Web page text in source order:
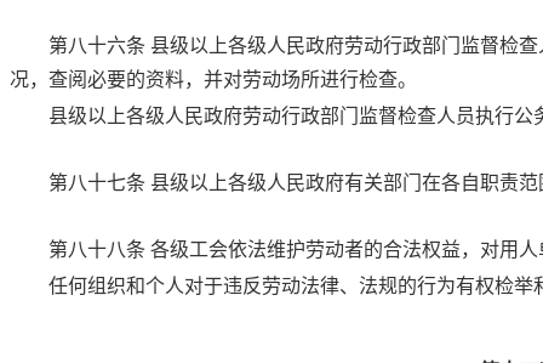
第八十六条 县级以上各级人民政府劳动行政部门监督检
况，查阅必要的资料，并对劳动场所进行检查。
县级以上各级人民政府劳动行政部门监督检查人员执行
第八十七条 县级以上各级人民政府有关部门在各自职责
第八十八条 各级工会依法维护劳动者的合法权益，对用
任何组织和个人对于违反劳动法律、法规的行为有权检举